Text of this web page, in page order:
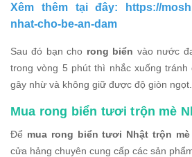
Xêm thêm tại đây:
https://
nhat-cho-be-an-dam
Sau đó bạn cho rong biển vào nước
trong vòng 5 phút thì nhắc xuống
gây nhừ và không giữ được độ giòn ngọt.
Mua rong biển tươi trộn mè
Để mua rong biển tươi Nhật trộn mè
cửa hảng chuyên cung cấp các sản